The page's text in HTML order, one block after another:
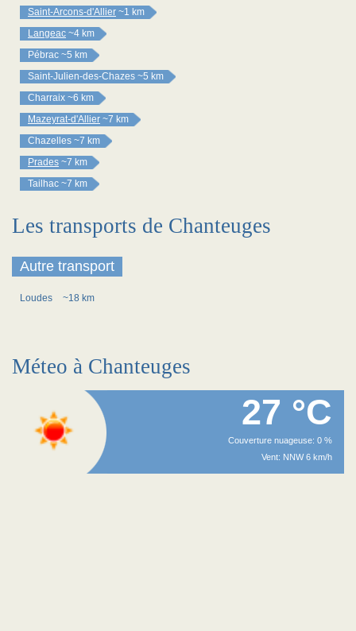
Saint-Arcons-d'Allier ~1 km
Langeac ~4 km
Pébrac ~5 km
Saint-Julien-des-Chazes ~5 km
Charraix ~6 km
Mazeyrat-d'Allier ~7 km
Chazelles ~7 km
Prades ~7 km
Tailhac ~7 km
Les transports de Chanteuges
Autre transport
Loudes ~18 km
Méteo à Chanteuges
27 °C
Couverture nuageuse: 0 %
Vent: NNW 6 km/h